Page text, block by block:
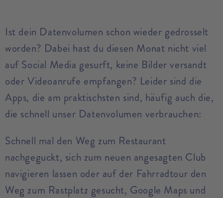
Ist dein Datenvolumen schon wieder gedrosselt
worden? Dabei hast du diesen Monat nicht viel
auf Social Media gesurft, keine Bilder versandt
oder Videoanrufe empfangen? Leider sind die
Apps, die am praktischsten sind, häufig auch die,
die schnell unser Datenvolumen verbrauchen:
Schnell mal den Weg zum Restaurant
nachgeguckt, sich zum neuen angesagten Club
navigieren lassen oder auf der Fahrradtour den
Weg zum Rastplatz gesucht, Google Maps und